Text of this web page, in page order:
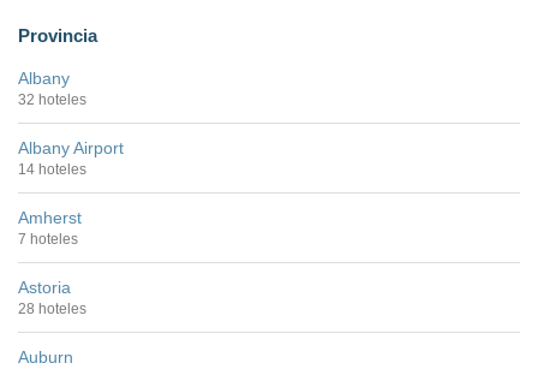
Provincia
Albany
32 hoteles
Albany Airport
14 hoteles
Amherst
7 hoteles
Astoria
28 hoteles
Auburn